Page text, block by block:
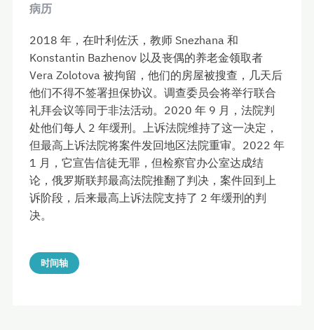
病历
2018 年，在叶利佐沃，教师 Snezhana 和
Konstantin Bazhenov 以及丧偶的养老金领取者
Vera Zolotova 被拘留，他们的房屋被搜查，几天后
他们不得不签署担保协议。调查委员会将举行联合
礼拜会议等同于非法活动。2020 年 9 月，法院判
处他们每人 2 年缓刑。上诉法院维持了这一决定，
但最高上诉法院将案件发回地区法院重审。2022 年
1 月，它宣告信徒无罪，但检察官办公室达成结
论，俄罗斯联邦最高法院推翻了判决，案件回到上
诉阶段，后来最高上诉法院支持了 2 年缓刑的判
决。
时间轴